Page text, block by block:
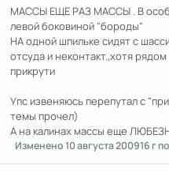
МАССЫ ЕЩЕ РАЗ МАССЫ . В
левой боковиной "бороды"
НА одной шпильке сидят с
отсуда и неконтакт.,хотя
прикрути
Упс извеняюсь перепутал с
темы прочел)
А на калинах массы еще
Изменено10 августа 200916 г